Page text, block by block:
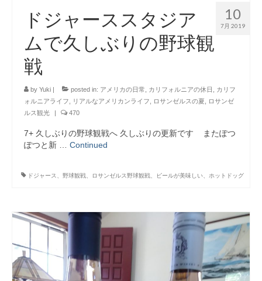
10
7月 2019
ドジャーススタジア
ムで久しぶりの野球観
戦
by Yuki | posted in: アメリカの日常 カリフォルニアの休日
カリフ
ォルニアライフ
リアルなアメリカンライフ ロサンゼルスの夏
ロサンゼ
ルス観光
| 470
7+ 久しぶりの野球観戦へ 久しぶりの更新です またぽつ
ぽつと新 … Continued
ドジャース、野球観戦、ロサンゼルス野球観戦、ビールが美味しい、ホットドッグ